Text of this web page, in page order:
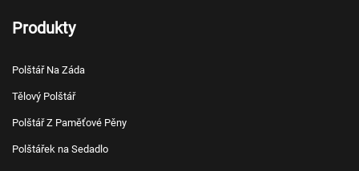
Produkty
Polštář Na Záda
Tělový Polštář
Polštář Z Paměťové Pěny
Polštářek na Sedadlo